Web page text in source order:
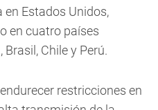
Estados Unidos,
en cuatro países
Chile y Perú.
restricciones en